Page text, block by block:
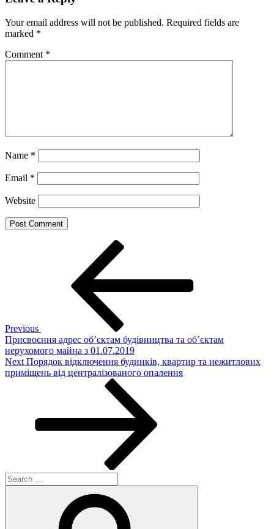
Your email address will not be published. Required fields are
marked *
Comment *
Name *
Email *
Website
Previous
Присвоєння адрес об’єктам будівництва та об’єктам
нерухомого майна з 01.07.2019
Next
Post
Next Порядок відключення будинків, квартир та нежитлових
приміщень від централізованого опалення
Search
for: